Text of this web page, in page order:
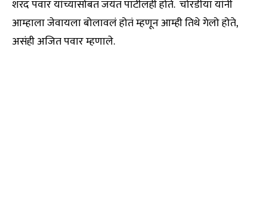
शरद पवार यांच्यासोबत जयंत पाटीलही होते. चोरडीया यांनी
आम्हाला जेवायला बोलावलं होतं म्हणून आम्ही तिथे गेलो होते,
असंही अजित पवार म्हणाले.